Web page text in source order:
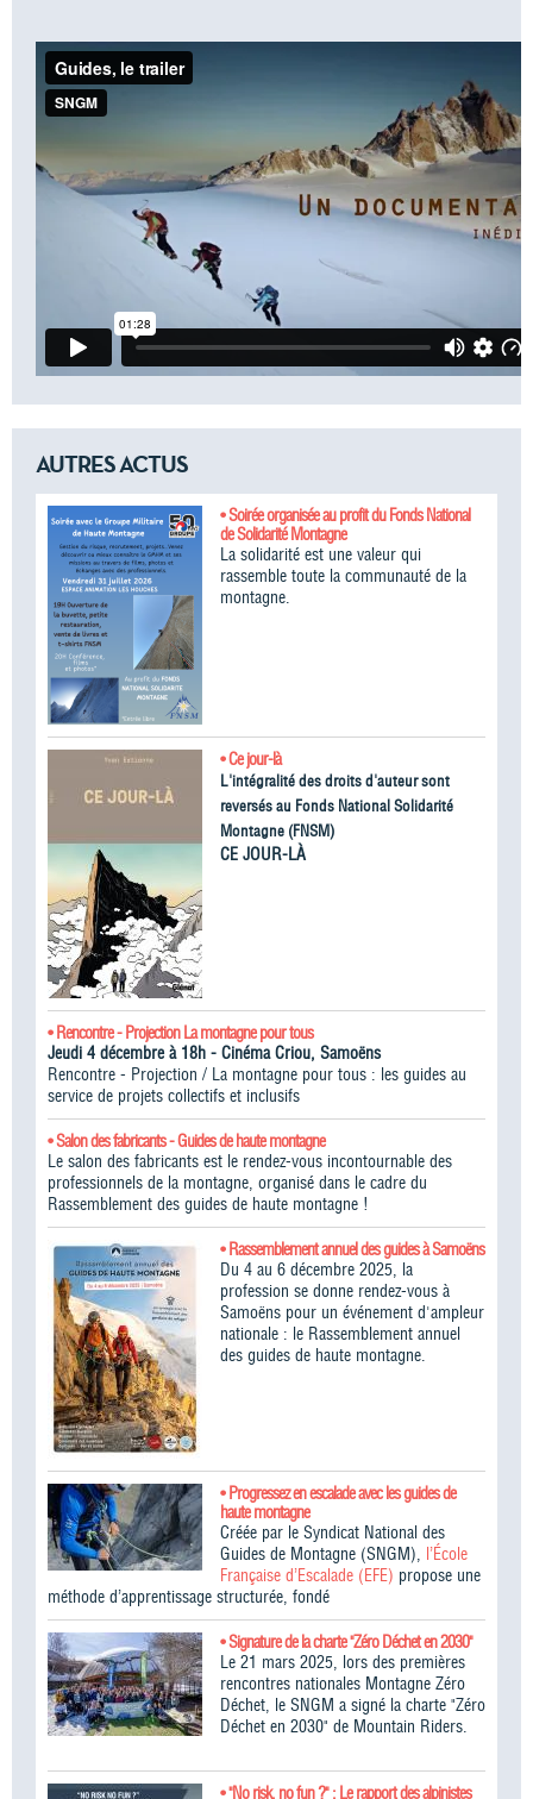
AUTRES ACTUS
• Soirée organisée au profit du Fonds National
de Solidarité Montagne
La solidarité est une valeur qui
rassemble toute la communauté de la
montagne.
• Ce jour-là
L'intégralité des droits d'auteur sont
reversés au Fonds National Solidarité
Montagne (FNSM)
CE JOUR-LÀ
• Rencontre - Projection La montagne pour tous
Jeudi 4 décembre à 18h - Cinéma Criou, Samoëns
Rencontre - Projection / La montagne pour tous : les guides au
service de projets collectifs et inclusifs
• Salon des fabricants - Guides de haute montagne
Le salon des fabricants est le rendez-vous incontournable des
professionnels de la montagne, organisé dans le cadre du
Rassemblement des guides de haute montagne !​
• Rassemblement annuel des guides à Samoëns
Du 4 au 6 décembre 2025, la
profession se donne rendez-vous à
Samoëns pour un événement d'ampleur
nationale : le Rassemblement annuel
des guides de haute montagne.
• Progressez en escalade avec les guides de
haute montagne
Créée par le Syndicat National des
Guides de Montagne (SNGM), l’École
Française d’Escalade (EFE) propose une
méthode d’apprentissage structurée, fondé
• Signature de la charte "Zéro Déchet en 2030"
Le 21 mars 2025, lors des premières
rencontres nationales Montagne Zéro
Déchet, le SNGM a signé la charte "Zéro
Déchet en 2030" de Mountain Riders.
• "No risk, no fun ?" : Le rapport des alpinistes